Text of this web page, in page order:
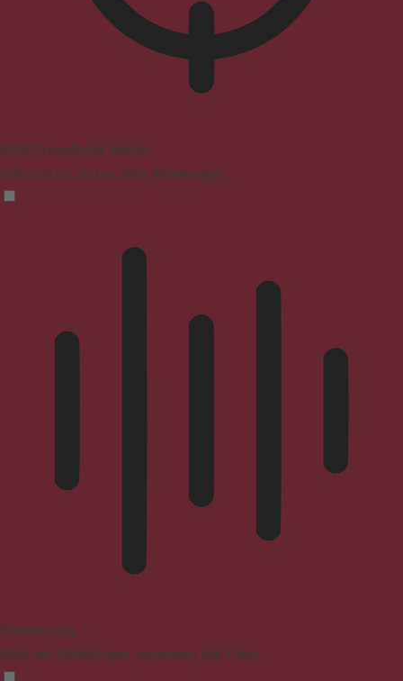
ADHD-freundlicher Modus
Fokussiertes Surfen, ohne Ablenkungen
Blindenmodus
Reduziert Ablenkungen, verbessert den Fokus